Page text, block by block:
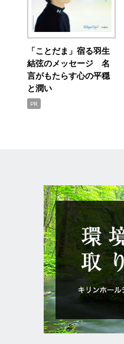
「ことだま」宿る羽生
結弦のメッセージ 名
言がもたらす心の平穏
と潤い
PR